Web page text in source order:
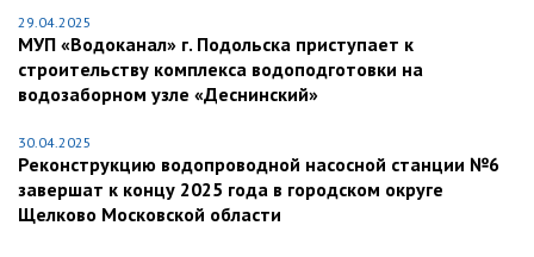
29.04.2025
МУП «Водоканал» г. Подольска приступает к
строительству комплекса водоподготовки на
водозаборном узле «Деснинский»
30.04.2025
Реконструкцию водопроводной насосной станции №6
завершат к концу 2025 года в городском округе
Щелково Московской области